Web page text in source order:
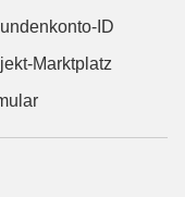
ID
Marktplatz